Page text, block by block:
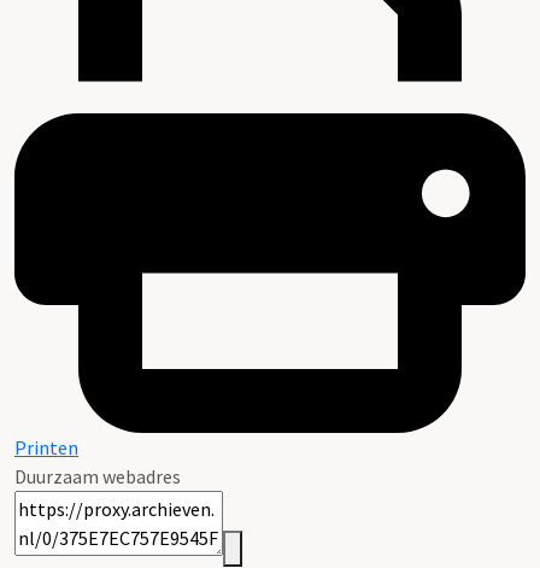
Printen
Duurzaam webadres